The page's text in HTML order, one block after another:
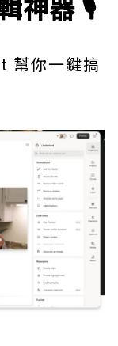
幫你一鍵搞